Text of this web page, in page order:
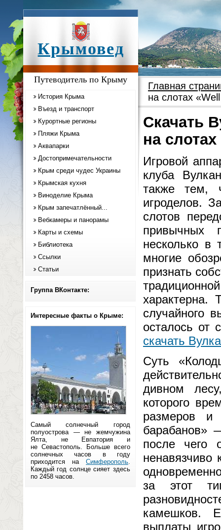
Крымовед
Путеводитель по Крыму
История Крыма
Въезд и транспорт
Курортные регионы
Пляжи Крыма
Аквапарки
Достопримечательности
Крым среди чудес Украины
Крымская кухня
Виноделие Крыма
Крым запечатлённый...
Вебкамеры и панорамы
Карты и схемы
Библиотека
Ссылки
Статьи
Группа ВКонтакте:
Интересные факты о Крыме:
Самый солнечный город
полуострова — не жемчужина
Ялта, не Евпатория и
не Севастополь. Больше всего
солнечных часов в году
приходится на Симферополь.
Каждый год солнце сияет здесь
по 2458 часов.
Главная
на слотах
Скачать
на
Игровой
клуба
также тем,
игроделов.
слотов
привычных
несколько в
многие
признать
характерна.
случайного
осталось от
скачать
Суть
дивном
которого
размеров
барабанов»
после чего
ненавязчиво
за этот
камешков.
выплаты